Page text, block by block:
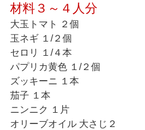
材料３～４人分
大玉トマト ２個
玉ネギ １/２個
セロリ １/４本
パプリカ黄色 １/２個
ズッキーニ １本
茄子 １本
ニンニク １片
オリーブオイル 大さじ２